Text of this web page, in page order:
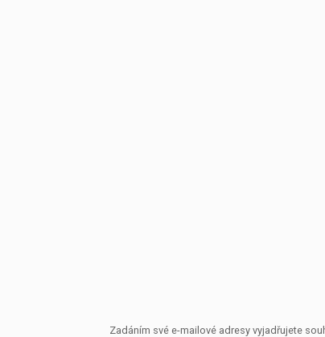
Zadáním své e-mailové adresy vyjadřujete